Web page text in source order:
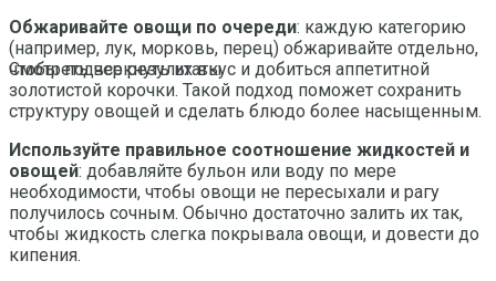
Смотреть все результаты
Обжаривайте овощи по очереди: каждую категорию
(например, лук, морковь, перец) обжаривайте отдельно,
чтобы подчеркнуть их вкус и добиться аппетитной
золотистой корочки. Такой подход поможет сохранить
структуру овощей и сделать блюдо более насыщенным.
Используйте правильное соотношение жидкостей и
овощей: добавляйте бульон или воду по мере
необходимости, чтобы овощи не пересыхали и рагу
получилось сочным. Обычно достаточно залить их так,
чтобы жидкость слегка покрывала овощи, и довести до
кипения.